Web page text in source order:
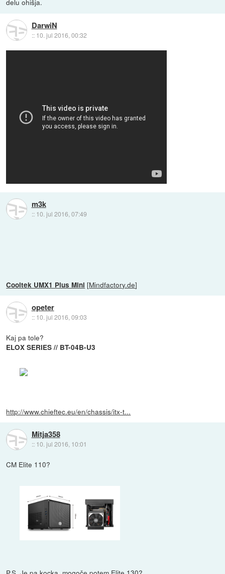
delu ohišja.
DarwiN
:: 10. jul 2016, 00:32
m3k
:: 10. jul 2016, 07:49
Cooltek UMX1 Plus Mini [Mindfactory.de]
opeter
:: 10. jul 2016, 09:03
Kaj pa tole?
ELOX SERIES // BT-04B-U3
http://www.chieftec.eu/en/chassis/itx-t...
Mitja358
:: 10. jul 2016, 10:01
CM Elite 110?